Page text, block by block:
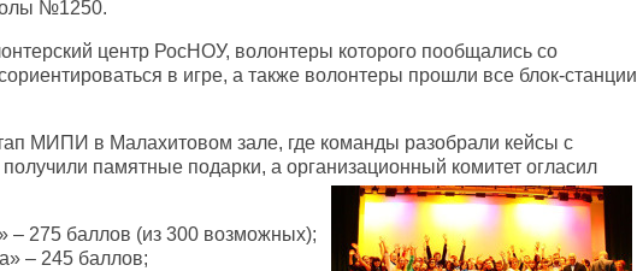
№1250.
центр РосНОУ, волонтеры которого пообщались со
в игре, а также волонтеры прошли все блок-станции
МИПИ в Малахитовом зале, где команды разобрали кейсы с
памятные подарки, а организационный комитет огласил
– 275 баллов (из 300 возможных);
– 245 баллов;